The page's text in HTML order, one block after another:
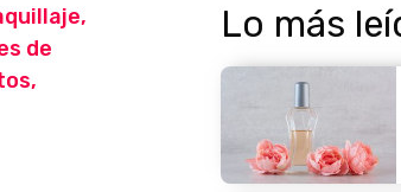
,
de
,
Lo más